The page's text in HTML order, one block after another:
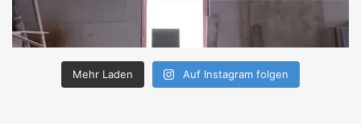
Mehr Laden Auf Instagram folgen